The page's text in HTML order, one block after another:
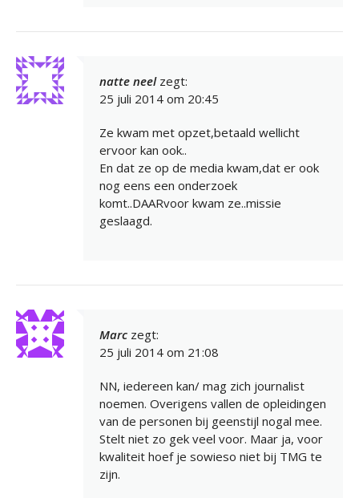
natte neel zegt:
25 juli 2014 om 20:45
Ze kwam met opzet,betaald wellicht
ervoor kan ook..
En dat ze op de media kwam,dat er ook
nog eens een onderzoek
komt..DAARvoor kwam ze..missie
geslaagd.
Marc zegt:
25 juli 2014 om 21:08
NN, iedereen kan/ mag zich journalist
noemen. Overigens vallen de opleidingen
van de personen bij geenstijl nogal mee.
Stelt niet zo gek veel voor. Maar ja, voor
kwaliteit hoef je sowieso niet bij TMG te
zijn.